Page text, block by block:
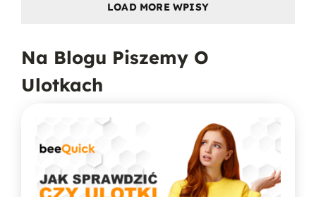
LOAD MORE WPISY
Na Blogu Piszemy O
Ulotkach